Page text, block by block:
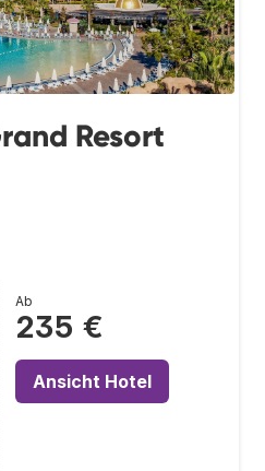
Resort
Ab
235 €
Ansicht Hotel